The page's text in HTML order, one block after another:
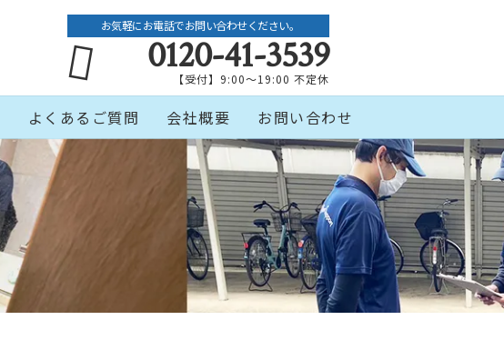
お気軽にお電話でお問い合わせください。
0120-41-3539
【受付】9:00～19:00 不定休
よくあるご質問 会社概要 お問い合わせ